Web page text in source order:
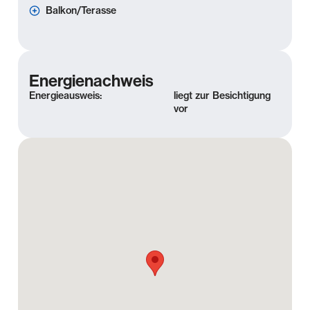
- großzügiger Wohnbereich
- offene Küche mit Fenster
- Laminatboden & Fliesen
Balkon/Terasse
Energienachweis
Energieausweis:
liegt zur Besichtigung
vor